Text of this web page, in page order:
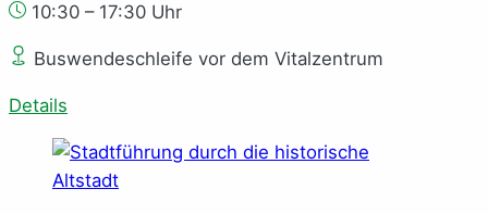
10:30 – 17:30 Uhr
Buswendeschleife vor dem Vitalzentrum
Details